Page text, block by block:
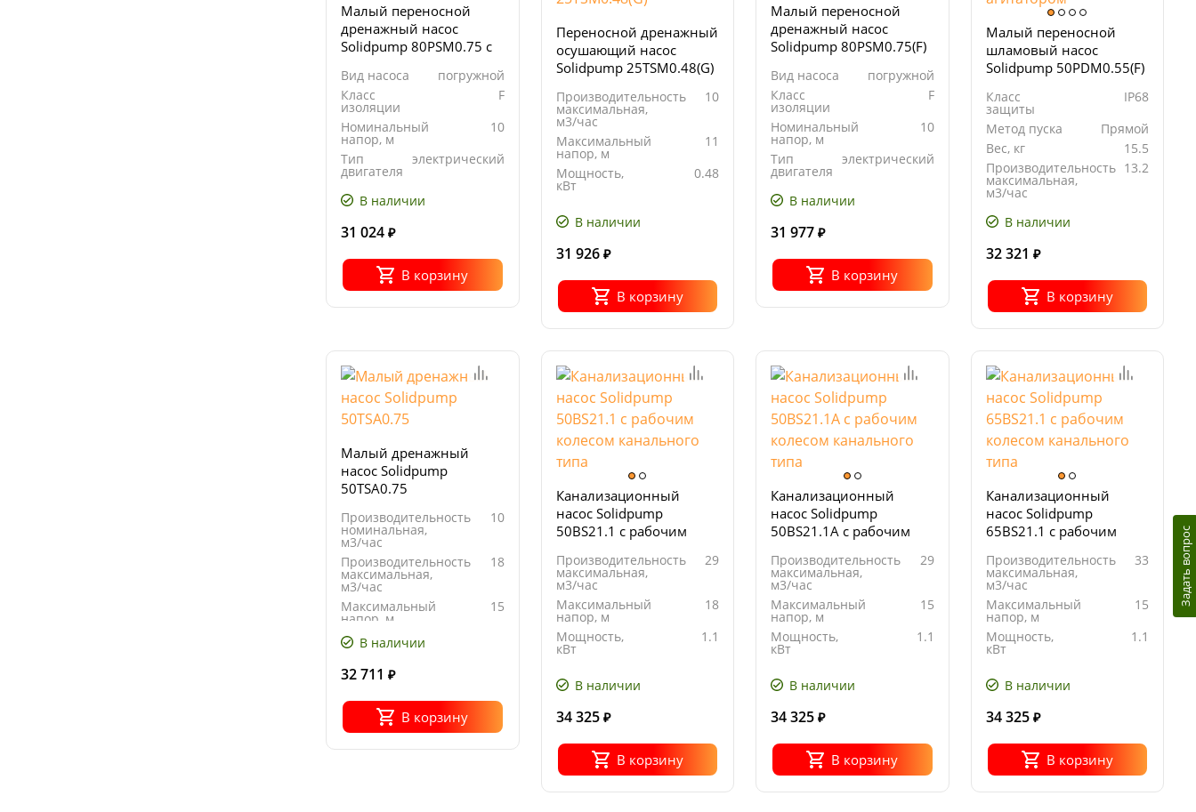
Малый переносной
дренажный насос
Solidpump 80PSM0.75 с
Вид насоса
погружной
Класс
изоляции
F
Номинальный
напор, м
10
Тип
двигателя
электрический
В наличии
31 024 ₽
В корзину
Переносной дренажный
осушающий насос
Solidpump 25TSM0.48(G)
Производительность
максимальная,
м3/час
10
Максимальный
напор, м
11
Мощность,
кВт
0.48
В
В наличии
31 926 ₽
В корзину
Малый переносной
дренажный насос
Solidpump 80PSM0.75(F)
Вид насоса
погружной
Класс
изоляции
F
Номинальный
напор, м
10
Тип
двигателя
электрический
В наличии
31 977 ₽
В корзину
Малый переносной
шламовый насос
Solidpump 50PDM0.55(F)
Класс
защиты
IP68
Метод пуска
Прямой
Вес, кг
15.5
Производительность
максимальная,
м3/час
13.2
В наличии
32 321 ₽
В корзину
Малый дренажный
насос Solidpump
50TSA0.75
Производительность
номинальная,
м3/час
10
Производительность
максимальная,
м3/час
18
Максимальный
напор, м
15
Мощность,
кВтВ наличии
32 711 ₽
В корзину
Канализационный
насос Solidpump
50BS21.1 с рабочим
типа
Производительность
максимальная,
м3/час
29
Максимальный
напор, м
18
Мощность,
кВт
1.1
В
В наличии
34 325 ₽
В корзину
Канализационный
насос Solidpump
50BS21.1A с рабочим
типа
Производительность
максимальная,
м3/час
29
Максимальный
напор, м
15
Мощность,
кВт
1.1
В
В наличии
34 325 ₽
В корзину
Канализационный
насос Solidpump
65BS21.1 с рабочим
типа
Производительность
максимальная,
м3/час
33
Максимальный
напор, м
15
Мощность,
кВт
1.1
В
В наличии
34 325 ₽
В корзину
Задать вопрос